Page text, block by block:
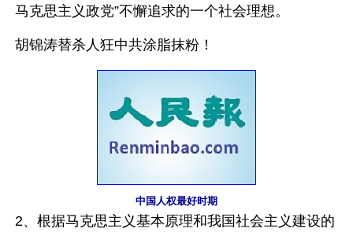
马克思主义政党”不懈追求的一个社会理想。
胡锦涛替杀人狂中共涂脂抹粉！
中国人权最好时期
2、根据马克思主义基本原理和我国社会主义建设的